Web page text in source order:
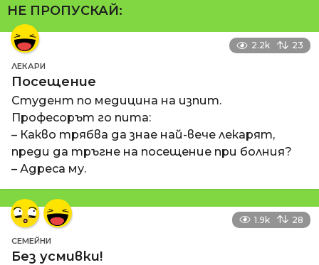
НЕ ПРОПУСКАЙ:
2.2k 23
ЛЕКАРИ
Посещение
Студент по медицина на изпит.
Професорът го пита:
– Какво трябва да знае най-вече лекарят,
преди да тръгне на посещение при болния?
– Адреса му.
1.9k 28
СЕМЕЙНИ
Без усмивки!